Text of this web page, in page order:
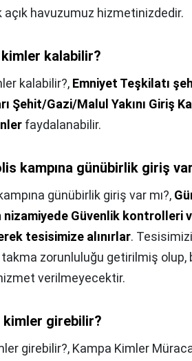
havuzumuz hizmetinizdedir.
kalabilir?
kalabilir?, Emniyet Teşkilatı
Şehit/Gazi/Malul Yakını Giriş
faydalanabilir.
kampına günübirlik giriş var
günübirlik giriş var mı?,
Güvenlik kontrolleri
tesisimize alınırlar.
takma zorunluluğu getirilmiş
verilmeyecektir.
kimler girebilir?
girebilir?, Kampa Kimler